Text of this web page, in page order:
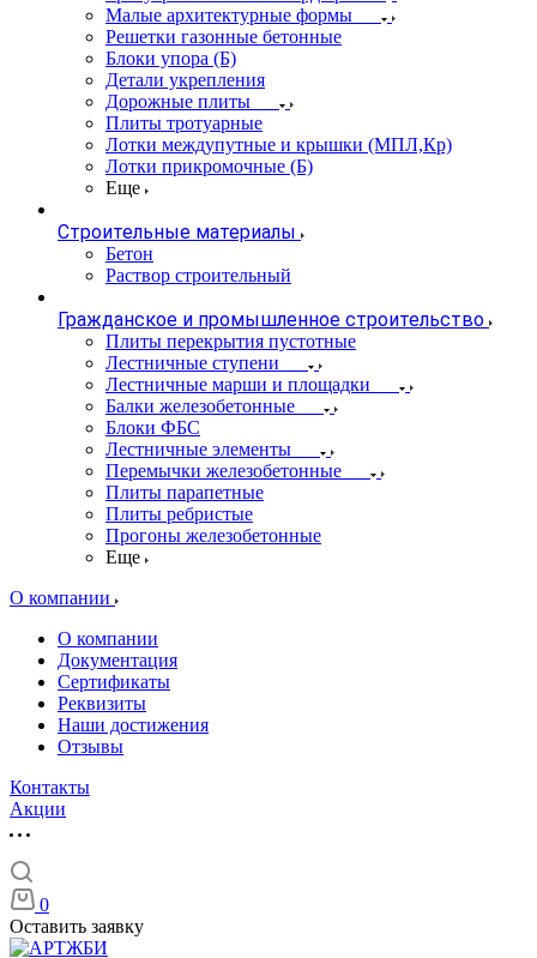
Малые архитектурные формы
Решетки газонные бетонные
Блоки упора (Б)
Детали укрепления
Дорожные плиты
Плиты тротуарные
Лотки междупутные и крышки (МПЛ,Кр)
Лотки прикромочные (Б)
Еще
Строительные материалы
Бетон
Раствор строительный
Гражданское и промышленное строительство
Плиты перекрытия пустотные
Лестничные ступени
Лестничные марши и площадки
Балки железобетонные
Блоки ФБС
Лестничные элементы
Перемычки железобетонные
Плиты парапетные
Плиты ребристые
Прогоны железобетонные
Еще
О компании
О компании
Документация
Сертификаты
Реквизиты
Наши достижения
Отзывы
Контакты
Акции
0
Оставить заявку